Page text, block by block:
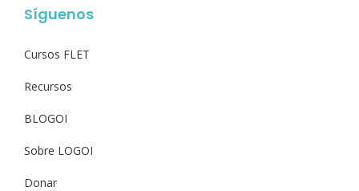
Síguenos
Cursos FLET
Recursos
BLOGOI
Sobre LOGOI
Donar